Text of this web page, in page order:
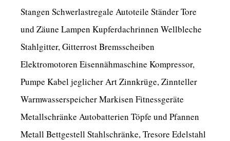
Stangen Schwerlastregale Autoteile Ständer Tore
und Zäune Lampen Kupferdachrinnen Wellbleche
Stahlgitter, Gitterrost Bremsscheiben
Elektromotoren Eisennähmaschine Kompressor,
Pumpe Kabel jeglicher Art Zinnkrüge, Zinnteller
Warmwasserspeicher Markisen Fitnessgeräte
Metallschränke Autobatterien Töpfe und Pfannen
Metall Bettgestell Stahlschränke, Tresore Edelstahl